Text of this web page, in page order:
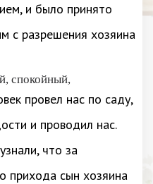
и было принято
с разрешения хозяина
спокойный,
провел нас по саду,
и проводил нас.
что за
прихода сын хозяина